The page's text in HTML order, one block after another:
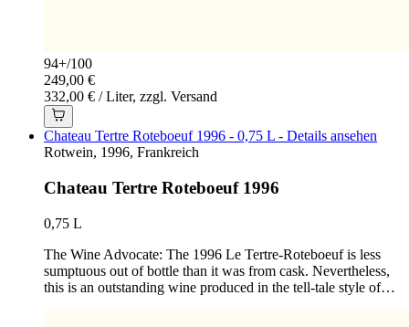
94+/100
249,00 €
332,00 € / Liter, zzgl. Versand
Chateau Tertre Roteboeuf 1996 - 0,75 L - Details ansehen
Rotwein, 1996, Frankreich
Chateau Tertre Roteboeuf 1996
0,75 L
The Wine Advocate: The 1996 Le Tertre-Roteboeuf is less
sumptuous out of bottle than it was from cask. Nevertheless,
this is an outstanding wine produced in the tell-tale style of…